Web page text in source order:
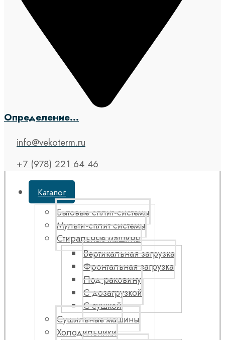
Определение...
info@vekoterm.ru
+7 (978) 221 64 46
Каталог
Бытовые сплит-системы
Мульти-сплит системы
Стиральные машины
Вертикальная загрузка
Фронтальная загрузка
Под раковину
С дозагрузкой
С сушкой
Сушильные машины
Холодильники